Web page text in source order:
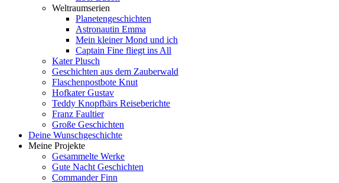
Weltraumserien
Planetengeschichten
Astronautin Emma
Mein kleiner Mond und ich
Captain Fine fliegt ins All
Kater Plusch
Geschichten aus dem Zauberwald
Flaschenpostbote Knut
Hofkater Gustav
Teddy Knopfbärs Reiseberichte
Franz Faultier
Große Geschichten
Deine Wunschgeschichte
Meine Projekte
Gesammelte Werke
Gute Nacht Geschichten
Commander Finn